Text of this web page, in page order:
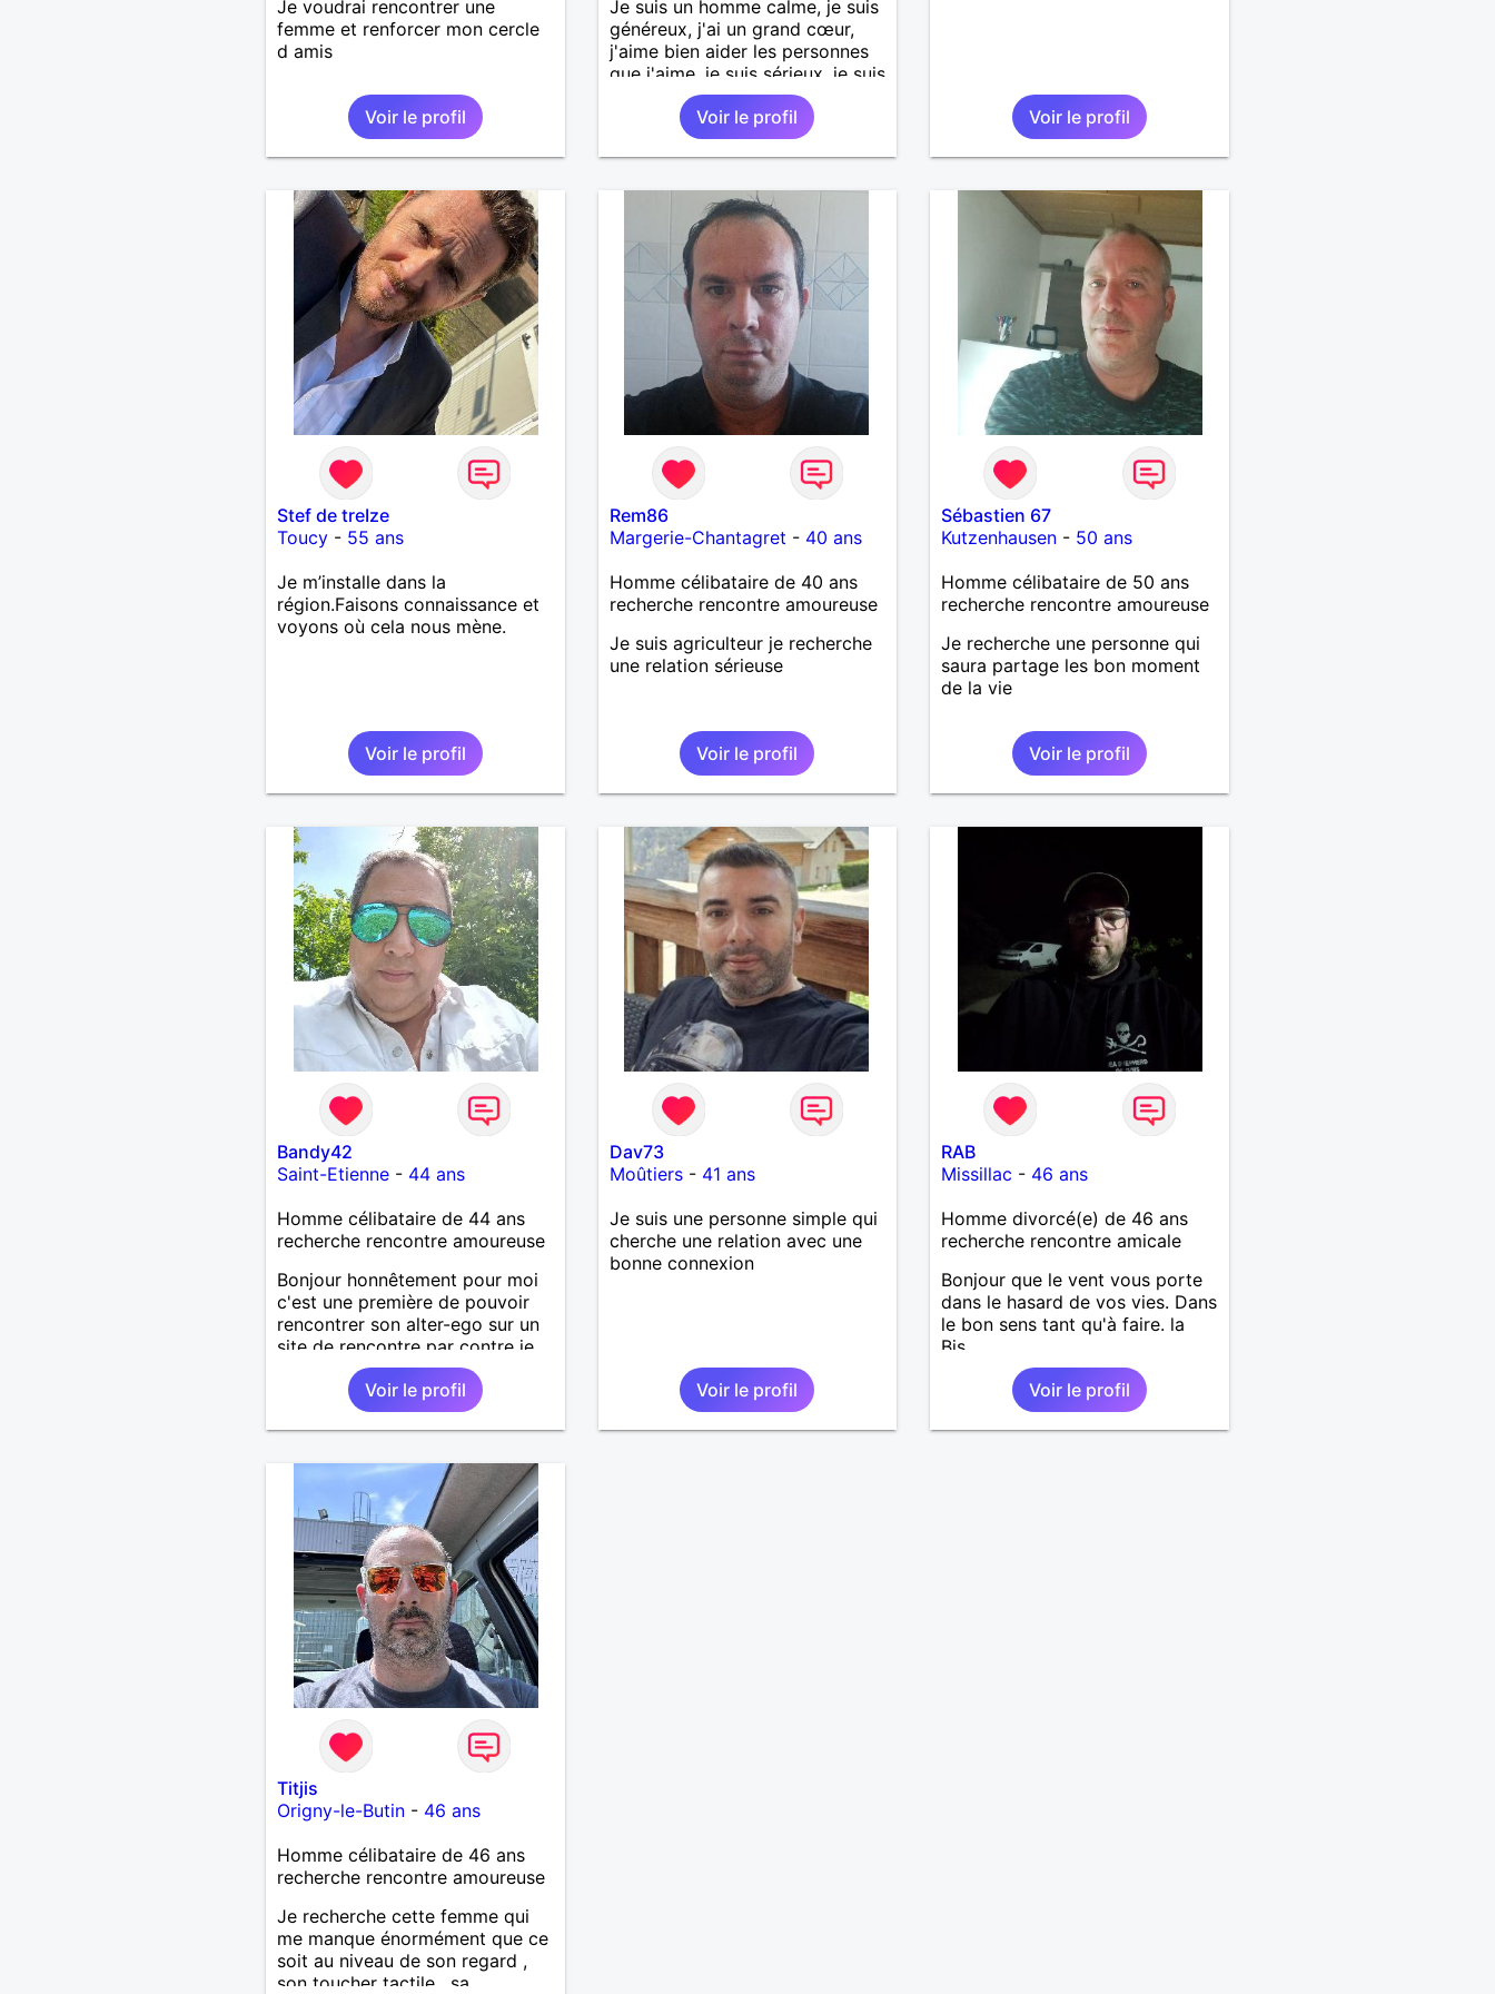
Je voudrai rencontrer une
femme et renforcer mon cercle
d amis
Voir le profil
Je suis un homme calme, je suis
généreux, j'ai un grand cœur,
j'aime bien aider les personnes
que j'aime, je suis sérieux, je suis
sincère, je suis honnête, j'aime
pas qu'on joue avec moi et
j'aime pas les mensonges. Je
cherche une relation amoureuse
Voir le profil Voir le profil
Stef de treIze
Toucy- 55 ans
Je m’installe dans la
région.Faisons connaissance et
voyons où cela nous mène.
Voir le profil
Rem86
Margerie-Chantagret - 40 ans
Homme célibataire de 40 ans
recherche rencontre amoureuse
Je suis agriculteur je recherche
une relation sérieuse
Voir le profil
Sébastien 67
Kutzenhausen - 50 ans
Homme célibataire de 50 ans
recherche rencontre amoureuse
Je recherche une personne qui
saura partage les bon moment
de la vie
Voir le profil
Bandy42
Saint-Etienne- 44 ans
Homme célibataire de 44 ans
recherche rencontre amoureuse
Bonjour honnêtement pour moi
c'est une première de pouvoir
rencontrer son alter-ego sur un
site de rencontre par contre je
suis dinamique entreprenant
respectueux audacieuse
attentionné sincères et expressif
et j' aime surtout les câlins et à
amour bisous à+ à bientôt
Voir le profil
Dav73
Moûtiers- 41 ans
Je suis une personne simple qui
cherche une relation avec une
bonne connexion
Voir le profil
RAB
Missillac - 46 ans
Homme divorcé(e) de 46 ans
recherche rencontre amicale
Bonjour que le vent vous porte
dans le hasard de vos vies. Dans
le bon sens tant qu'à faire. la
Bis.
Voir le profil
Titjis
Origny-le-Butin- 46 ans
Homme célibataire de 46 ans
recherche rencontre amoureuse
Je recherche cette femme qui
me manque énormément que ce
soit au niveau de son regard ,
son toucher tactile , sa